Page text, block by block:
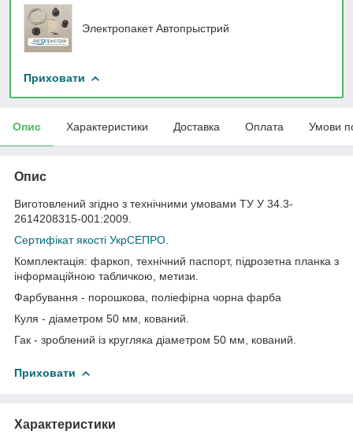
Электропакет Автопрыстрий
Приховати
Опис Характеристики Доставка Оплата Умови
Опис
Виготовлений згідно з технічними умовами ТУ У 34.3-
2614208315-001:2009.
Сертифікат якості УкрСЕПРО.
Комплектація: фаркоп, технічний паспорт, підрозетна планка з
інформаційною табличкою, метизи.
Фарбування - порошкова, поліефірна чорна фарба
Куля - діаметром 50 мм, кований.
Гак - зроблений із кругляка діаметром 50 мм, кований.
Приховати
Характеристики